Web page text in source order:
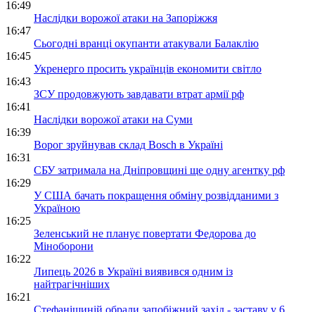
16:49
Наслідки ворожої атаки на Запоріжжя
16:47
Сьогодні вранці окупанти атакували Балаклію
16:45
Укренерго просить українців економити світло
16:43
ЗСУ продовжують завдавати втрат армії рф
16:41
Наслідки ворожої атаки на Суми
16:39
Ворог зруйнував склад Bosch в Україні
16:31
СБУ затримала на Дніпровщині ще одну агентку рф
16:29
У США бачать покращення обміну розвідданими з
Україною
16:25
Зеленський не планує повертати Федорова до
Міноборони
16:22
Липець 2026 в Україні виявився одним із
найтрагічніших
16:21
Стефанішиній обрали запобіжний захід - заставу у 6